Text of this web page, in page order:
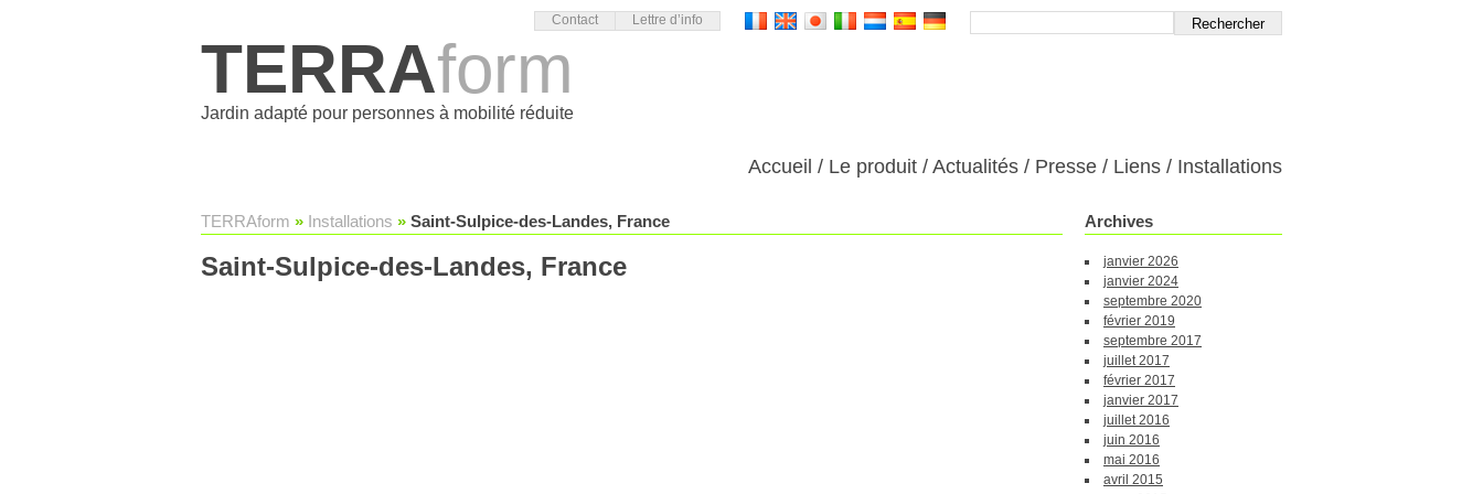
Contact Lettre d’info
TERRAform
Jardin adapté pour personnes à mobilité réduite
Accueil Le produit Actualités Presse Liens Installations
TERRAform » Installations » Saint-Sulpice-des-Landes, France
Saint-Sulpice-des-Landes, France
Archives
janvier 2026
janvier 2024
septembre 2020
février 2019
septembre 2017
juillet 2017
février 2017
janvier 2017
juillet 2016
juin 2016
mai 2016
avril 2015